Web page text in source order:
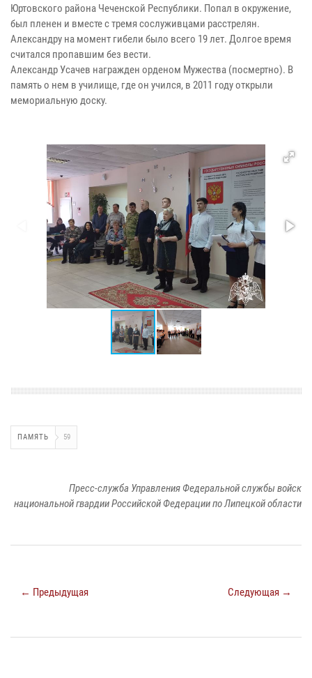
Юртовского района Чеченской Республики. Попал в окружение,
был пленен и вместе с тремя сослуживцами расстрелян.
Александру на момент гибели было всего 19 лет. Долгое время
считался пропавшим без вести.
Александр Усачев награжден орденом Мужества (посмертно). В
память о нем в училище, где он учился, в 2011 году открыли
мемориальную доску.
ПАМЯТЬ 59
Пресс-служба Управления Федеральной службы войск
национальной гвардии Российской Федерации по Липецкой области
← Предыдущая Следующая →